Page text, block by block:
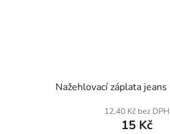
Nažehlovací záplata
12,40 Kč bez DPH
15 Kč